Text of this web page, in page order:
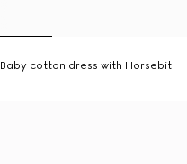
Baby cotton dress with Horsebit